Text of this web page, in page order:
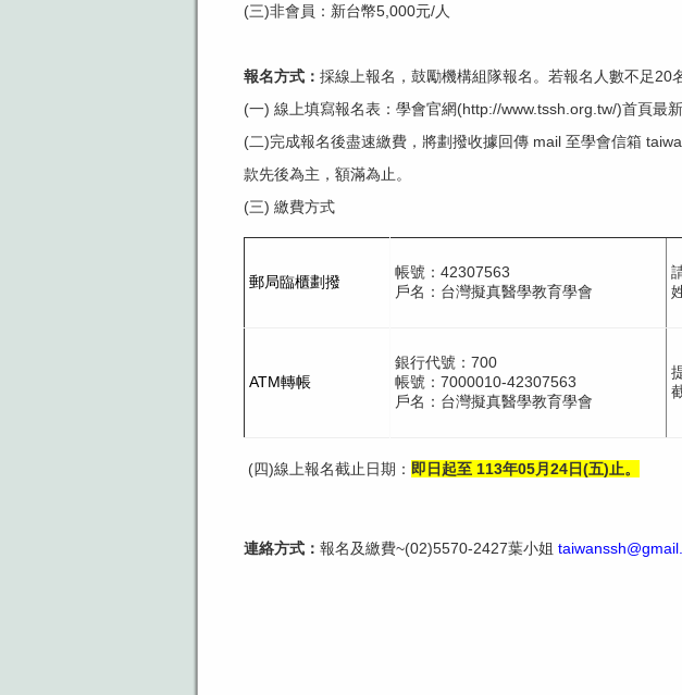
(三)非會員：新台幣5,000元/人
報名方式： 採線上報名，鼓勵機構組隊報名。若報名人數不足20
(一) 線上填寫報名表：學會官網(http://www.tssh.org.tw/)首頁最新
(二)完成報名後盡速繳費，將劃撥收據回傳 mail 至學會信箱
款先後為主，額滿為止。
(三) 繳費方式
郵局臨櫃劃撥
帳號：42307563
戶名：台灣擬真醫學教育學會
ATM轉帳
銀行代號：700
帳號：7000010-42307563
戶名：台灣擬真醫學教育學會
(四)線上報名截止日期： 即日起至 113年05月24日(五)止。
連絡方式： 報名及繳費~(02)5570-2427葉小姐